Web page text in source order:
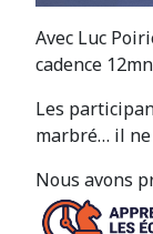
Avec Luc
cadence
Les
marbré… il
Nous avons